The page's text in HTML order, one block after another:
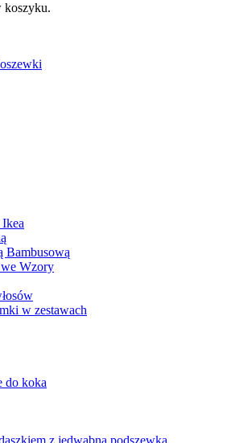
koszyku.
Bambusową
Wzory
w zestawach
do koka
z jedwabną podszewka